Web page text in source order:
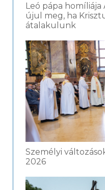
Leó pápa homíliája
újul meg, ha
átalakulunk
Személyi
2026